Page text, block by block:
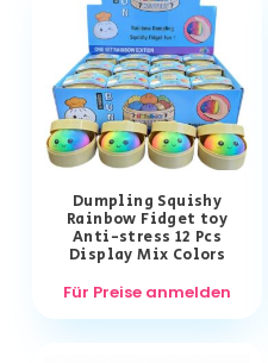
Dumpling Squishy
Rainbow Fidget toy
Anti-stress 12 Pcs
Display Mix Colors
Für Preise anmelden